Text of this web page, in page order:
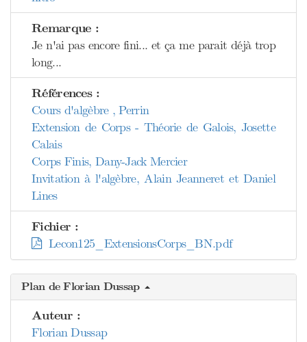
Remarque :
Je n'ai pas encore fini... et ça me parait déjà trop
long...
Références :
Cours d'algèbre , Perrin
Extension de Corps - Théorie de Galois, Josette
Calais
Corps Finis, Dany-Jack Mercier
Invitation à l'algèbre, Alain Jeanneret et Daniel
Lines
Fichier :
Lecon125_ExtensionsCorps_BN.pdf
Plan de Florian Dussap
Auteur :
Florian Dussap